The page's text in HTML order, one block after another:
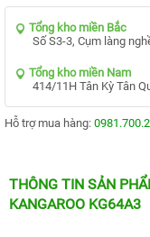
CHƯƠNG
TRÌNH
KANGAROO
CHƯƠNG
TRÌNH
DỊCH
VỤ
GIỚI
THIỆU
Tổng kho miền Bắc
Số S3-3, Cụm làng
Tổng kho miền Nam
414/11H Tân Kỳ Tân
Hỗ trợ mua hàng:
THÔNG TIN SẢN
KANGAROO KG64A3